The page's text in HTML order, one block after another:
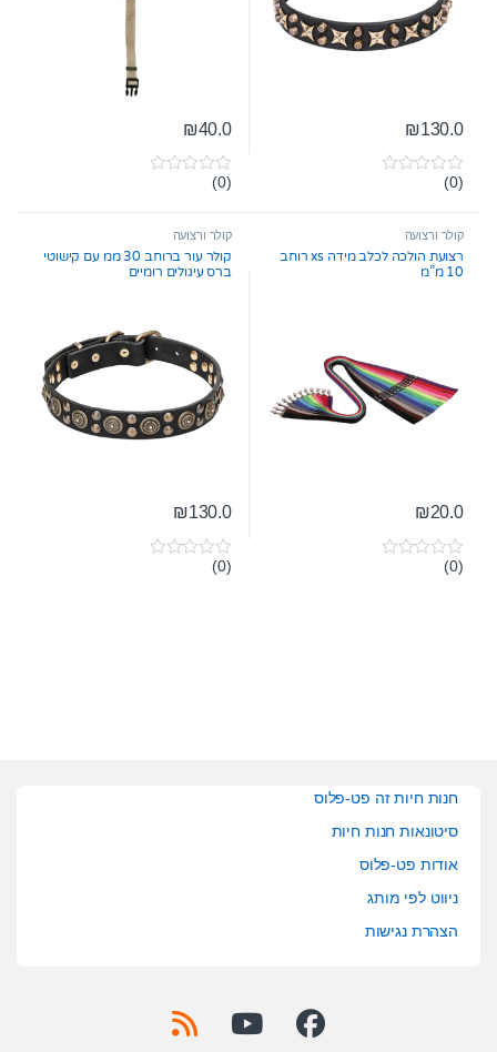
₪130.0
0
t
f
5
(0)
₪40.0
0
t
f
5
(0)
קולר ורצועה
רצועת הולכה לכלב מידה xs רוחב
10 מ”מ
₪20.0
0(0)
קולר ורצועה
קולר עור ברוחב 30 ממ עם קישוטי
ברס עיגולים רומיים
₪130.0
0(0)
חנות חיות זה פט-פלוס
סיטונאות חנות חיות
אודות פט-פלוס
ניווט לפי מותג
הצהרת נגישות